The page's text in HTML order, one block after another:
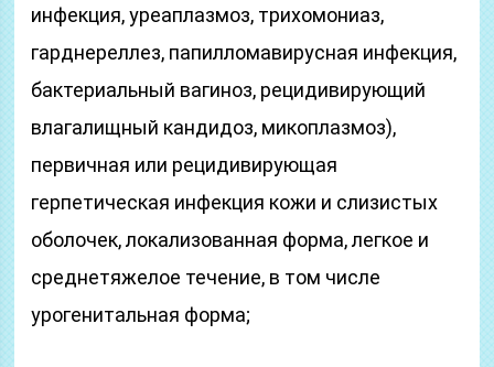
инфекция, уреаплазмоз, трихомониаз,
гарднереллез, папилломавирусная инфекция,
бактериальный вагиноз, рецидивирующий
влагалищный кандидоз, микоплазмоз),
первичная или рецидивирующая
герпетическая инфекция кожи и слизистых
оболочек, локализованная форма, легкое и
среднетяжелое течение, в том числе
урогенитальная форма;